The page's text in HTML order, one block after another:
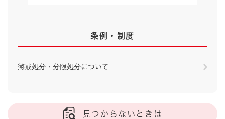
条例・制度
懲戒処分・分限処分について
見つからないときは